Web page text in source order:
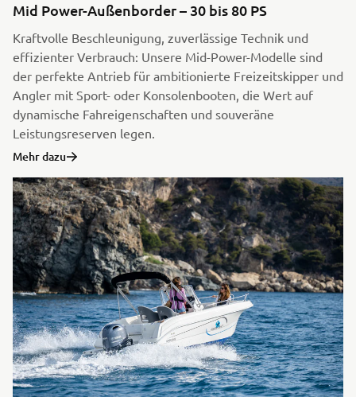
Mid Power-Außenborder – 30 bis 80 PS
Kraftvolle Beschleunigung, zuverlässige Technik und
effizienter Verbrauch: Unsere Mid-Power-Modelle sind
der perfekte Antrieb für ambitionierte Freizeitskipper und
Angler mit Sport- oder Konsolenbooten, die Wert auf
dynamische Fahreigenschaften und souveräne
Leistungsreserven legen.
Mehr dazu